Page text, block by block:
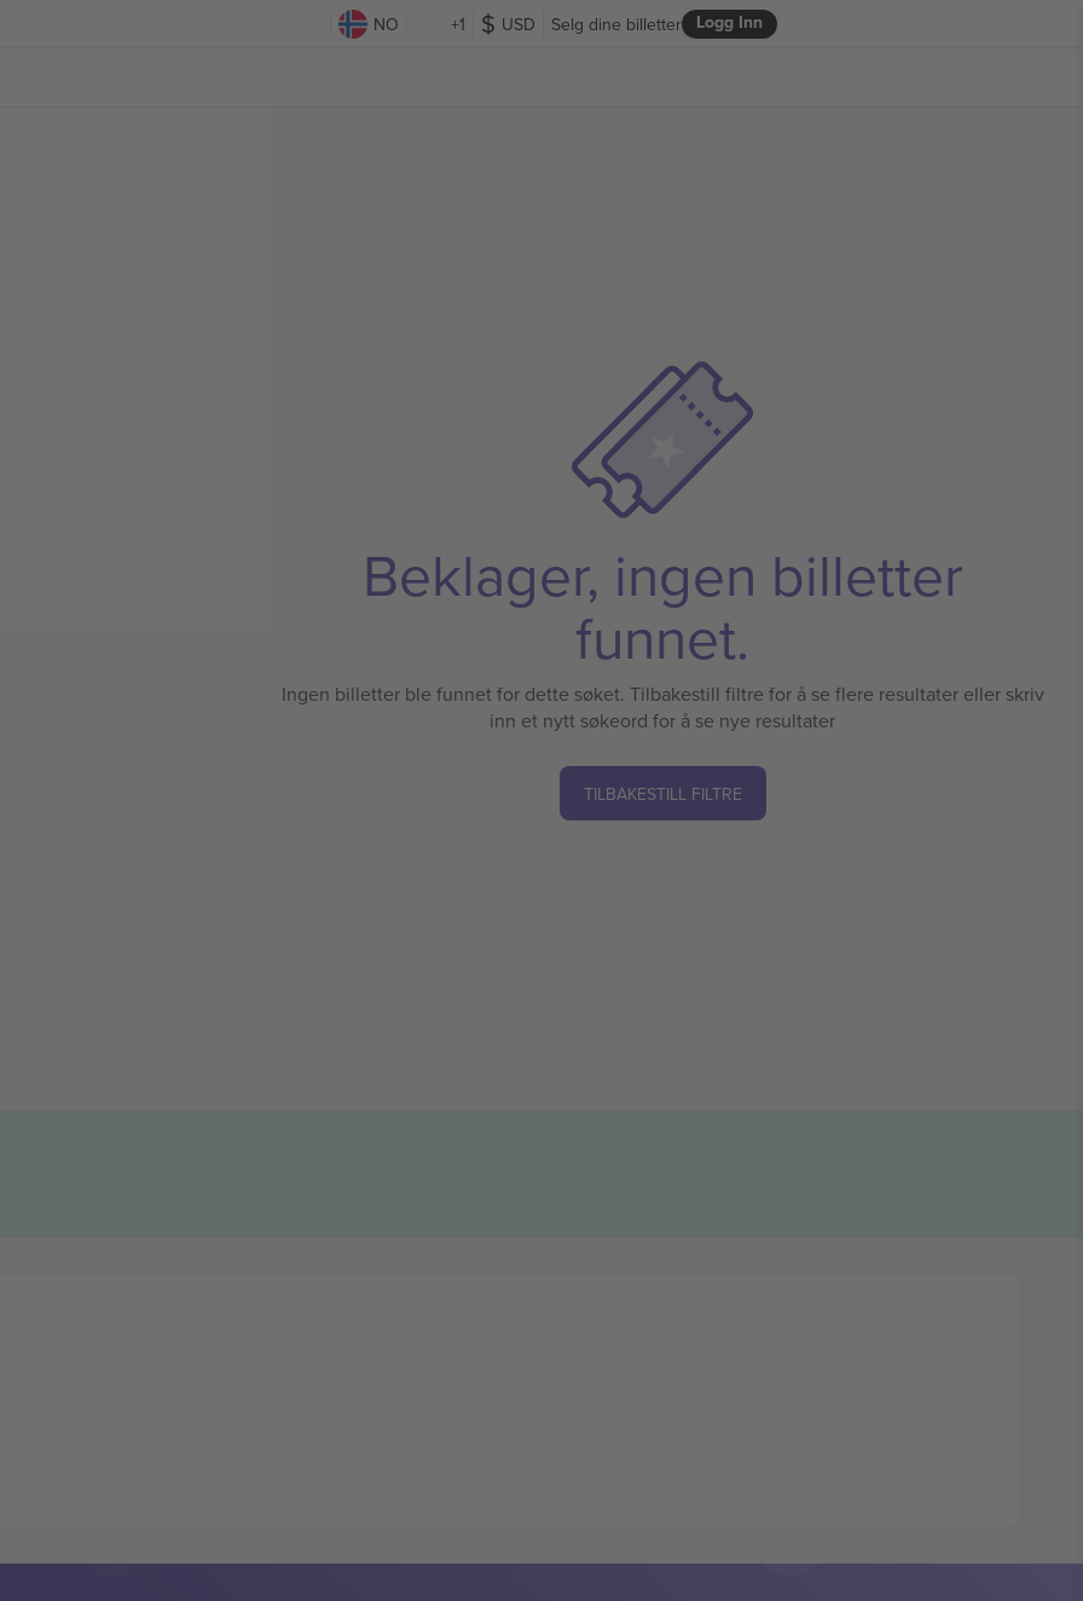
NO +1 USD Logg Inn
Selg dine billetter
Beklager, ingen billetter
funnet.
Ingen billetter ble funnet for dette søket. Tilbakestill filtre for å se flere resultater eller skriv
inn et nytt søkeord for å se nye resultater
TILBAKESTILL FILTRE